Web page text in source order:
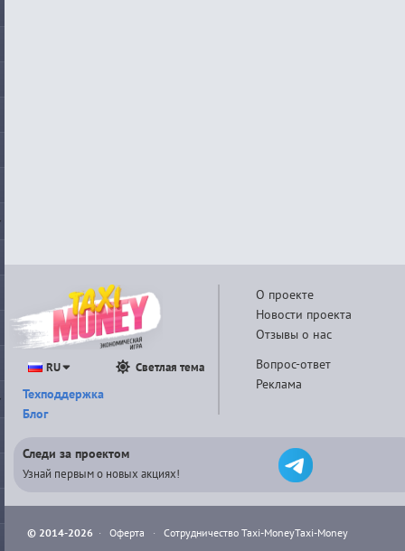
О проекте
Новости проекта
Отзывы о нас
Вопрос-ответ
Реклама
RU Светлая тема
Техподдержка
Блог
Следи за проектом
Узнай первым о новых акциях!
© 2014-2026 · Оферта · Сотрудничество Taxi-MoneyTaxi-Money